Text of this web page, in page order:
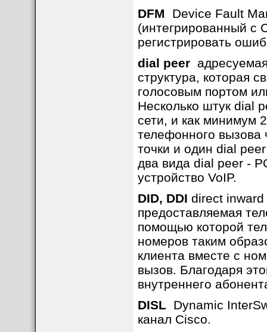
DFM Device Fault
(интегрированный с
регистрировать
dial peerадресуемая
структура, которая
голосовым портом
Несколько штук dial
сети, и как минимум
телефонного
точки и один dial
два вида dial peer -
устройство VoIP.
DID, DDI direct inward
предоставляемая
помощью которой
номеров таким
клиента вместе с
вызов. Благодаря
внутреннего
DISL Dynamic
канал Cisco.